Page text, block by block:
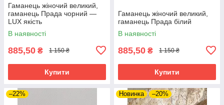
Гаманець жіночий великий,
гаманець Прада чорний —
LUX якість
В наявності
885,50 ₴ 1 150 ₴
Купити
Гаманець жіночий великий,
гаманець Прада білий
В наявності
885,50 ₴ 1 150 ₴
Купити
–22% Новинка –20%